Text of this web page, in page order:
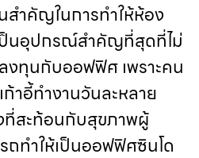
สำคัญในการทำให้ห้อง
ป็นอุปกรณ์สำคัญที่สุดที่ไม่
ทุนกับออฟฟิศ เพราะคน
าอี้ทำงานวันละหลาย
ที่สะท้อนกับสุขภาพผู้
ถทำให้เป็นออฟฟิศซินโด